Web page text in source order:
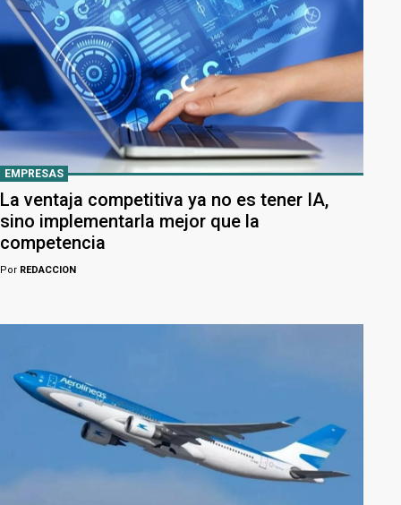
EMPRESAS
La ventaja competitiva ya no es tener IA,
sino implementarla mejor que la
competencia
Por REDACCION